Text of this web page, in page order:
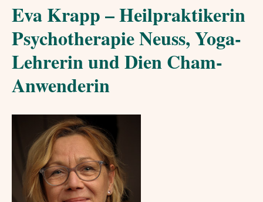
Eva Krapp – Heilpraktikerin
Psychotherapie Neuss, Yoga-
Lehrerin und Dien Cham-
Anwenderin